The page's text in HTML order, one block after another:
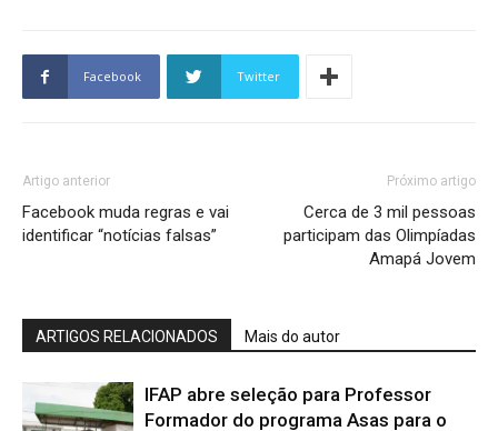
Facebook Twitter
Artigo anterior
Facebook muda regras e vai
identificar “notícias falsas”
Próximo artigo
Cerca de 3 mil pessoas
participam das Olimpíadas
Amapá Jovem
ARTIGOS RELACIONADOS Mais do autor
IFAP abre seleção para Professor
Formador do programa Asas para o